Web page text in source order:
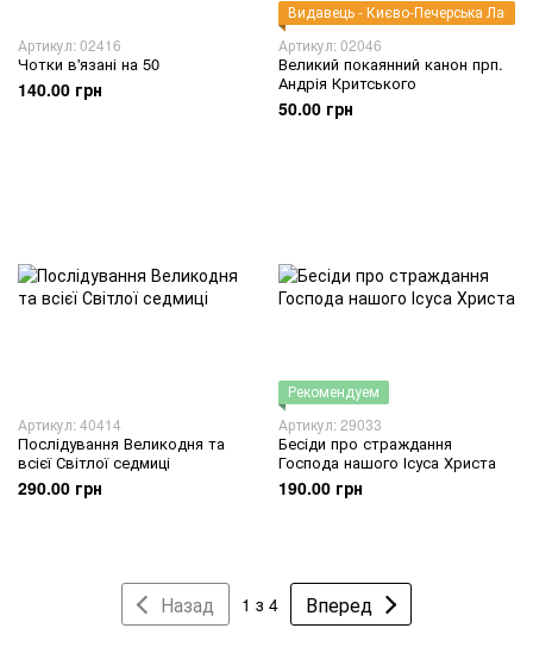
Артикул: 02416
Чотки в'язані на 50
140.00 грн
Видавець - Києво-Печерська Лавра
Артикул: 02046
Великий покаянний канон прп.
Андрія Критського
50.00 грн
Артикул: 40414
Послідування Великодня та
всієї Світлої седмиці
290.00 грн
Рекомендуем
Артикул: 29033
Бесіди про страждання
Господа нашого Ісуса Христа
190.00 грн
Назад 1 з 4 Вперед